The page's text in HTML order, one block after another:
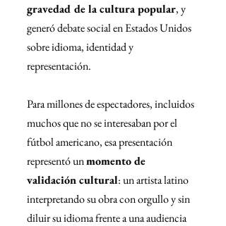
gravedad de la cultura popular, y
generó debate social en Estados Unidos
sobre idioma, identidad y
representación.
Para millones de espectadores, incluidos
muchos que no se interesaban por el
fútbol americano, esa presentación
representó un momento de
validación cultural: un artista latino
interpretando su obra con orgullo y sin
diluir su idioma frente a una audiencia